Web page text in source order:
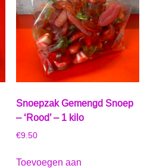
Snoepzak Gemengd Snoep
– ‘Rood’ – 1 kilo
€9.50
Toevoegen aan